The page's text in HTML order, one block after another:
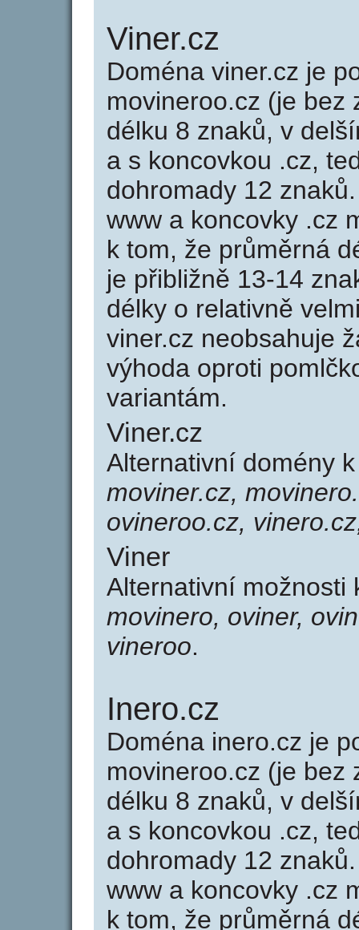
Viner.cz
Doména viner.cz je
movineroo.cz (je bez
délku 8 znaků, v
a s koncovkou .cz,
dohromady 12
www a koncovky .cz
k tom, že průměrná
je přibližně 13-14
délky o relativně
viner.cz neobsahuje
výhoda oproti
variantám.
Viner.cz
Alternativní domény
moviner.cz,
ovineroo.cz,
Viner
Alternativní
movinero, oviner,
vineroo.
Inero.cz
Doména inero.cz je
movineroo.cz (je bez
délku 8 znaků, v
a s koncovkou .cz,
dohromady 12
www a koncovky .cz
k tom, že průměrná